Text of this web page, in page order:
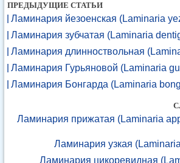
ПРЕДЫДУЩИЕ СТАТЬИ
Ламинария йезоенская (Laminaria
Ламинария зубчатая (Laminaria
Ламинария длинноствольная
Ламинария Гурьяновой (Laminaria
Ламинария Бонгарда (Laminaria
Ламинария прижатая (Laminaria
Ламинария узкая
Ламинария цикоревидная